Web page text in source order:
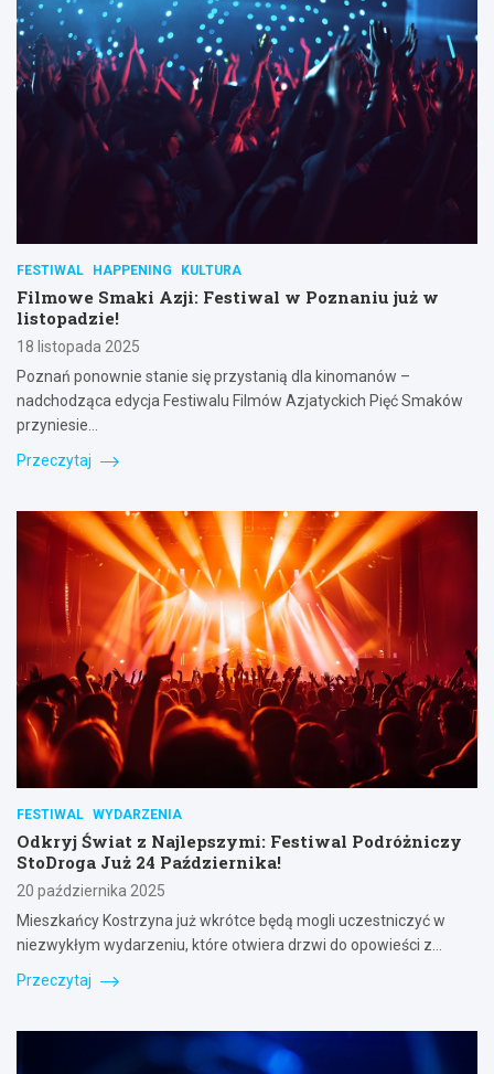
FESTIWAL HAPPENING KULTURA
Filmowe Smaki Azji: Festiwal w Poznaniu już w
listopadzie!
18 listopada 2025
Poznań ponownie stanie się przystanią dla kinomanów –
nadchodząca edycja Festiwalu Filmów Azjatyckich Pięć Smaków
przyniesie…
Przeczytaj
FESTIWAL WYDARZENIA
Odkryj Świat z Najlepszymi: Festiwal Podróżniczy
StoDroga Już 24 Października!
20 października 2025
Mieszkańcy Kostrzyna już wkrótce będą mogli uczestniczyć w
niezwykłym wydarzeniu, które otwiera drzwi do opowieści z…
Przeczytaj